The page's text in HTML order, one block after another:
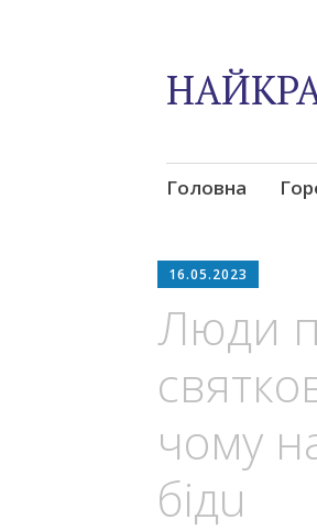
Skip
Головна
16.05.2023
Люди
чому
бідu